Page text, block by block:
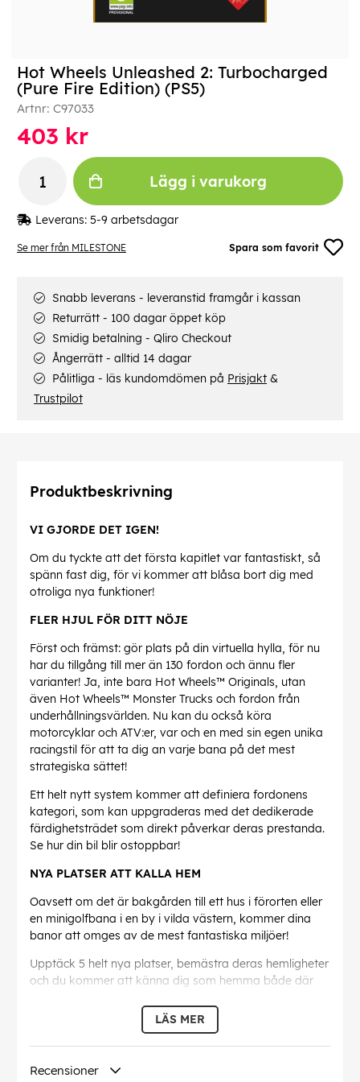
Se mer från MILESTONE Spara som favorit
Hot Wheels Unleashed 2: Turbocharged
(Pure Fire Edition) (PS5)
Artnr: C97033
403 kr
Lägg i varukorg
Leverans: 5-9 arbetsdagar
Snabb leverans - leveranstid framgår i kassan
Returrätt - 100 dagar öppet köp
Smidig betalning - Qliro Checkout
Ångerrätt - alltid 14 dagar
Pålitliga - läs kundomdömen på Prisjakt &
Trustpilot
Produktbeskrivning
VI GJORDE DET IGEN!
Om du tyckte att det första kapitlet var fantastiskt, så
spänn fast dig, för vi kommer att blåsa bort dig med
otroliga nya funktioner!
FLER HJUL FÖR DITT NÖJE
Först och främst: gör plats på din virtuella hylla, för nu
har du tillgång till mer än 130 fordon och ännu fler
varianter! Ja, inte bara Hot Wheels™ Originals, utan
även Hot Wheels™ Monster Trucks och fordon från
underhållningsvärlden. Nu kan du också köra
motorcyklar och ATV:er, var och en med sin egen unika
racingstil för att ta dig an varje bana på det mest
strategiska sättet!
Ett helt nytt system kommer att definiera fordonens
kategori, som kan uppgraderas med det dedikerade
färdighetsträdet som direkt påverkar deras prestanda.
Se hur din bil blir ostoppbar!
NYA PLATSER ATT KALLA HEM
Oavsett om det är bakgården till ett hus i förorten eller
en minigolfbana i en by i vilda västern, kommer dina
banor att omges av de mest fantastiska miljöer!
Upptäck 5 helt nya platser, bemästra deras hemligheter
och du kommer att känna dig som hemma både där
Nya terränger är en annan fantastisk nyhet som
kommer att göra dina lopp ännu mer spännande och
direkt fordonets hantering - något att tänka på när du
LÄS MER
Recensioner